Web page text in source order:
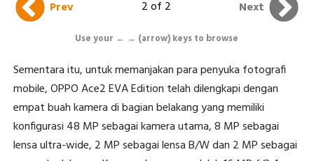
Prev 2 of 2 Next
Use your ← → (arrow) keys to browse
Sementara itu, untuk memanjakan para penyuka fotografi
mobile, OPPO Ace2 EVA Edition telah dilengkapi dengan
empat buah kamera di bagian belakang yang memiliki
konfigurasi 48 MP sebagai kamera utama, 8 MP sebagai
lensa ultra-wide, 2 MP sebagai lensa B/W dan 2 MP sebagai